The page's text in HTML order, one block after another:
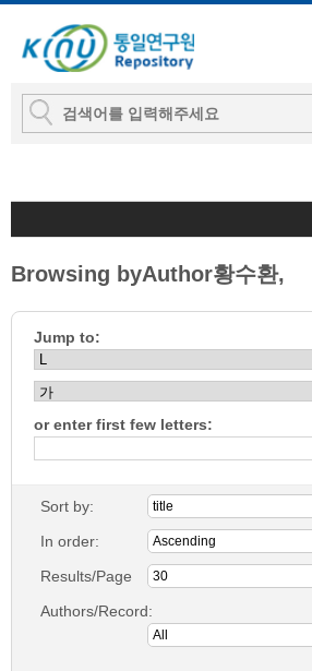
Browsing byAuthor황수환,
Jump to:
or enter first few letters:
Sort by:
In order:
Results/Page
Authors/Record: